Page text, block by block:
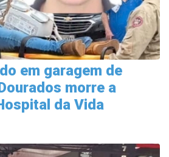
em garagem de
morre a
da Vida